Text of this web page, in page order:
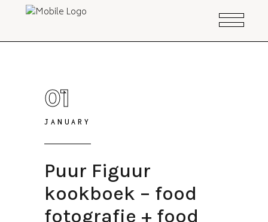
01
JANUARY
Puur Figuur
kookboek – food
fotografie + food